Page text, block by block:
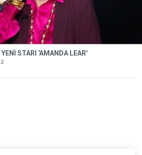
STARI 'AMANDA LEAR'